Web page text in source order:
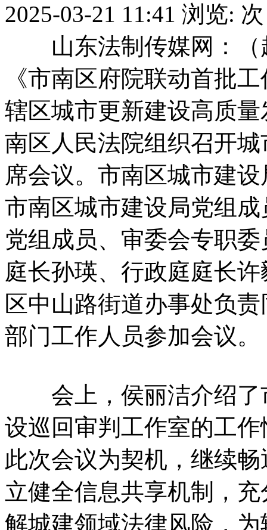
2025-03-21 11:41 浏览: 次
山东法制传媒网：（
《市南区府院联动首批
辖区城市更新建设高质
南区人民法院组织召开
席会议。市南区城市建
市南区城市建设局党组
党组成员、审委会专职
庭长孙瑛、行政庭庭长
区中山路街道办事处负
部门工作人员参加会议。
会上，侯丽洁介绍了
设巡回审判工作室的工
此次会议为契机，继续
立健全信息共享机制，
解城建领域法律风险，